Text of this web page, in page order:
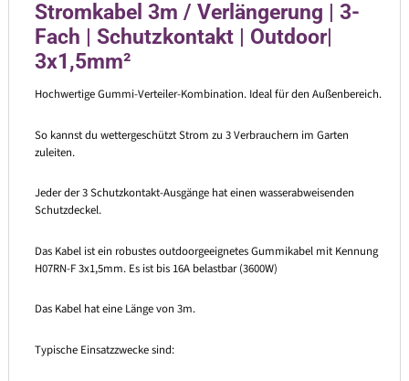
Stromkabel 3m / Verlängerung | 3-
Fach | Schutzkontakt | Outdoor|
3x1,5mm²
Hochwertige Gummi-Verteiler-Kombination. Ideal für den Außenbereich.
So kannst du wettergeschützt Strom zu 3 Verbrauchern im Garten
zuleiten.
Jeder der 3 Schutzkontakt-Ausgänge hat einen wasserabweisenden
Schutzdeckel.
Das Kabel ist ein robustes outdoorgeeignetes Gummikabel mit Kennung
H07RN-F 3x1,5mm. Es ist bis 16A belastbar (3600W)
Das Kabel hat eine Länge von 3m.
Typische Einsatzzwecke sind: